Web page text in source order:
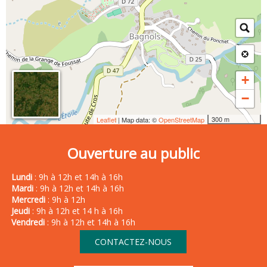
+
−
300 m
Leaflet| Map data: ©OpenStreetMap
Ouverture au public
Lundi: 9h à 12h et 14h à 16h
Mardi: 9h à 12h et 14h à 16h
Mercredi: 9h à 12h
Jeudi: 9h à 12h et 14 h à 16h
Vendredi: 9h à 12h et 14h à 16h
CONTACTEZ-NOUS